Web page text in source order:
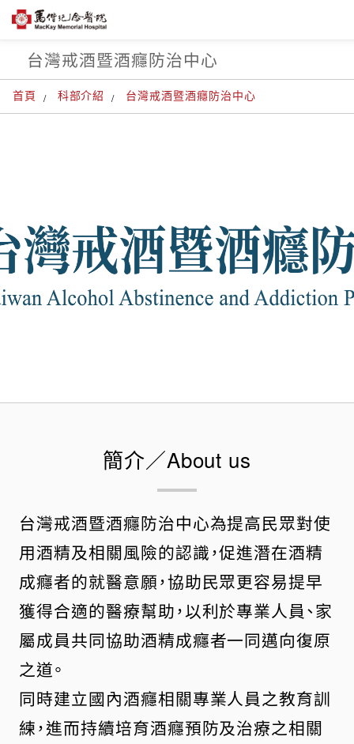
首頁 科部介紹 台灣戒酒暨酒癮防治中心
台灣戒酒暨酒癮防治中心
簡介／About us
台灣戒酒暨酒癮防治中心為提高民眾對使
用酒精及相關風險的認識，促進潛在酒精
成癮者的就醫意願，協助民眾更容易提早
獲得合適的醫療幫助，以利於專業人員、家
屬成員共同協助酒精成癮者一同邁向復原
之道。
同時建立國內酒癮相關專業人員之教育訓
練，進而持續培育酒癮預防及治療之相關